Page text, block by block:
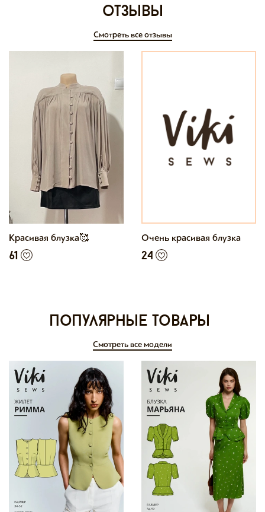
отзывы
Смотреть все отзывы
Красивая блузка🥰
61
Очень красивая блузка
24
Популярные товары
Смотреть все модели